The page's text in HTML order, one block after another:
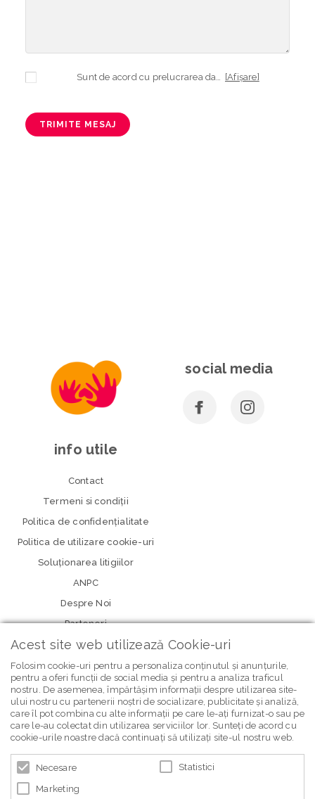
[Afișare]
TRIMITE MESAJ
social media
info utile
Contact
Termeni si condiţii
Politica de confidenţialitate
Politica de utilizare cookie-uri
Soluționarea litigiilor
ANPC
Despre Noi
Parteneri
newsletter Bebe Brands
Acest site web utilizează Cookie-uri
Folosim cookie-uri pentru a personaliza conținutul și anunțurile,
pentru a oferi funcții de social media și pentru a analiza traficul
nostru. De asemenea, împărtășim informații despre utilizarea site-
ului nostru cu partenerii noștri de socializare, publicitate și analiză,
care îl pot combina cu alte informații pe care le-ați furnizat-o sau pe
care le-au colectat din utilizarea serviciilor lor. Sunteți de acord cu
cookie-urile noastre dacă continuați să utilizați site-ul nostru web.
Necesare Statistici
Marketing